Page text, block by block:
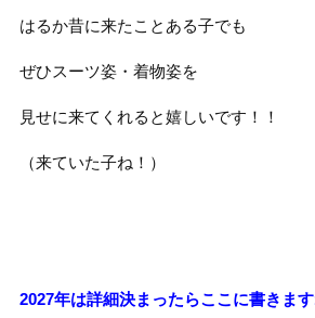
はるか昔に来たことある子でも
ぜひスーツ姿・着物姿を
見せに来てくれると嬉しいです！！
（来ていた子ね！）
2027年は詳細決まったらここに書きます